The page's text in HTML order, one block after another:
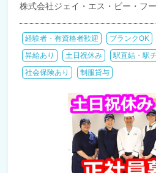
株式会社ジェイ・エス・ビー・フ
経験者・有資格者歓迎 ブランクOK
昇給あり
土日祝休み 駅直結・駅
社会保険あり
制服貸与